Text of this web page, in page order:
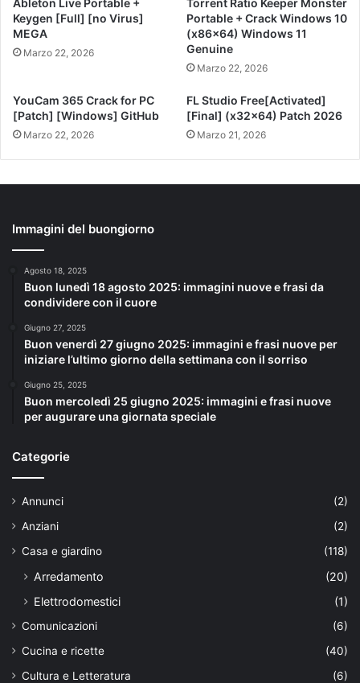
Keygen [Full] [no Virus]
MEGA
Marzo 22, 2026
Portable + Crack Windows 10
(x86x64) Windows 11
Genuine
Marzo 22, 2026
YouCam 365 Crack for PC
[Patch] [Windows] GitHub
Marzo 22, 2026
FL Studio Free[Activated]
[Final] (x32x64) Patch 2026
Marzo 21, 2026
Immagini del buongiorno
Agosto 18, 2025
Buon lunedì 18 agosto 2025: immagini nuove e frasi da
condividere con il cuore
Giugno 27, 2025
Buon venerdì 27 giugno 2025: immagini e frasi nuove per
iniziare l’ultimo giorno della settimana con il sorriso
Giugno 25, 2025
Buon mercoledì 25 giugno 2025: immagini e frasi nuove
per augurare una giornata speciale
Categorie
Annunci
(2)
Anziani
(2)
Casa e giardino
(118)
Arredamento
(20)
Elettrodomestici
(1)
Comunicazioni
(6)
Cucina e ricette
(40)
Cultura e Letteratura
(6)